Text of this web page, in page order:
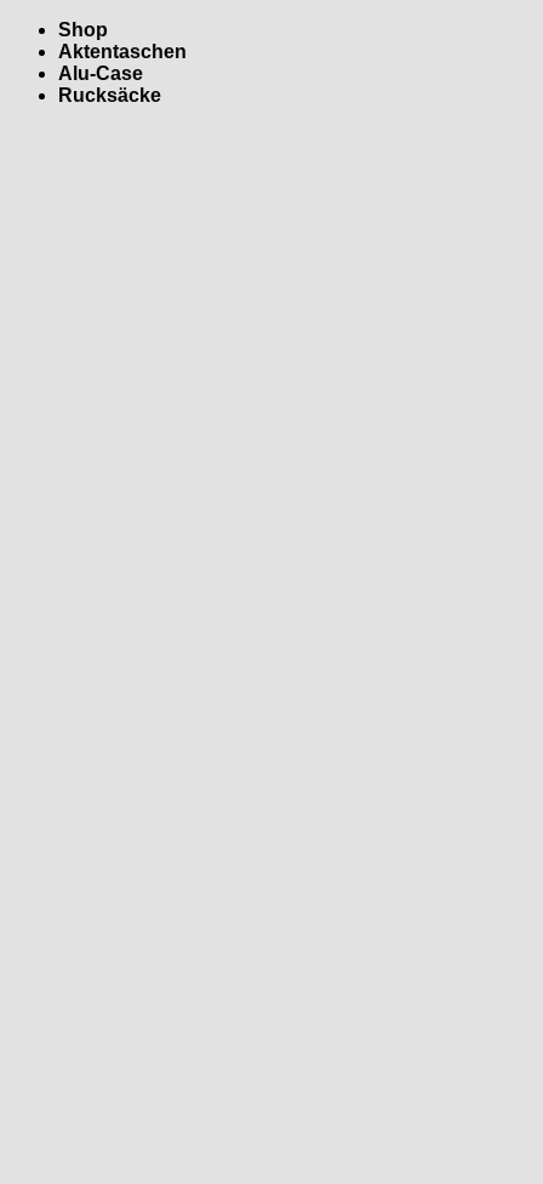
Shop
Aktentaschen
Alu-Case
Rucksäcke